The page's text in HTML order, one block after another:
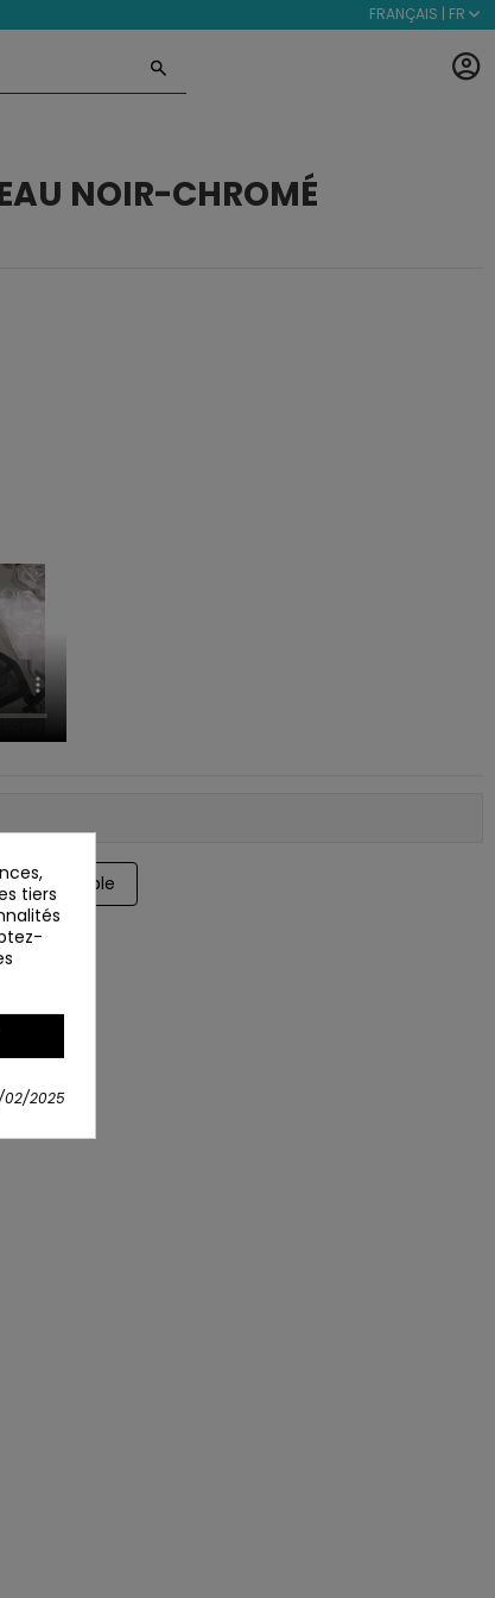
FRANÇAIS | FR
NOIR-CHROMÉ
tiers
2025